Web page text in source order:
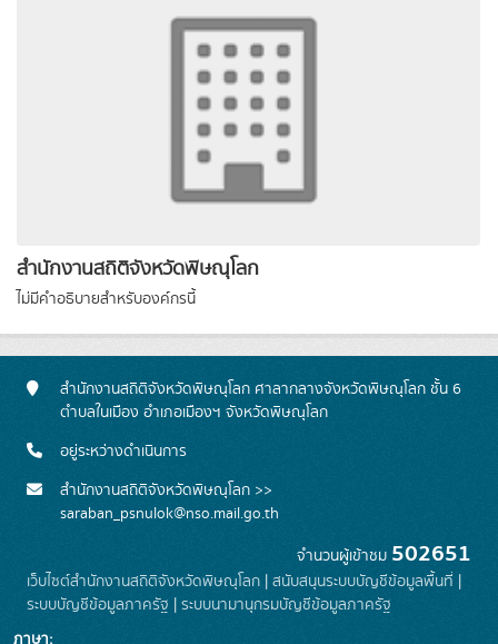
สำนักงานสถิติจังหวัดพิษณุโลก
ไม่มีคำอธิบายสำหรับองค์กรนี้
สำนักงานสถิติจังหวัดพิษณุโลก ศาลากลางจังหวัดพิษณุโลก ชั้น 6
ตำบลในเมือง อำเภอเมืองฯ จังหวัดพิษณุโลก
อยู่ระหว่างดำเนินการ
สำนักงานสถิติจังหวัดพิษณุโลก >>
saraban_psnulok@nso.mail.go.th
จำนวนผู้เข้าชม 502651
เว็บไซต์สำนักงานสถิติจังหวัดพิษณุโลก | สนับสนุนระบบบัญชีข้อมูลพื้นที่ |
ระบบบัญชีข้อมูลภาครัฐ | ระบบนามานุกรมบัญชีข้อมูลภาครัฐ